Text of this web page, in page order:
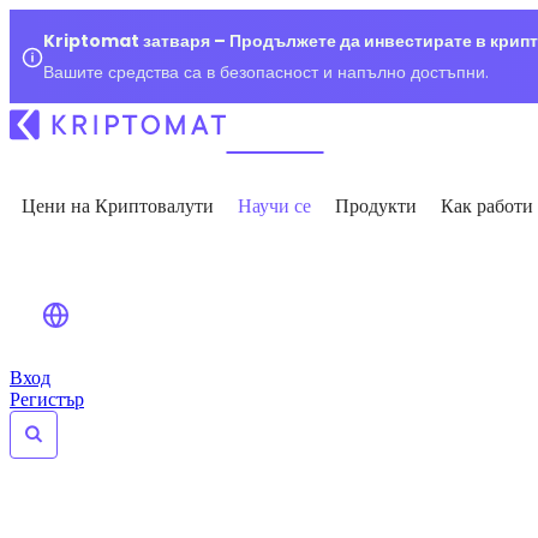
Kriptomat затваря – Продължете да инвестирате в
Вашите средства са в безопасност и напълно достъпни.
Цени на Криптовалути Научи се Продукти Как работи
Вход
Регистър